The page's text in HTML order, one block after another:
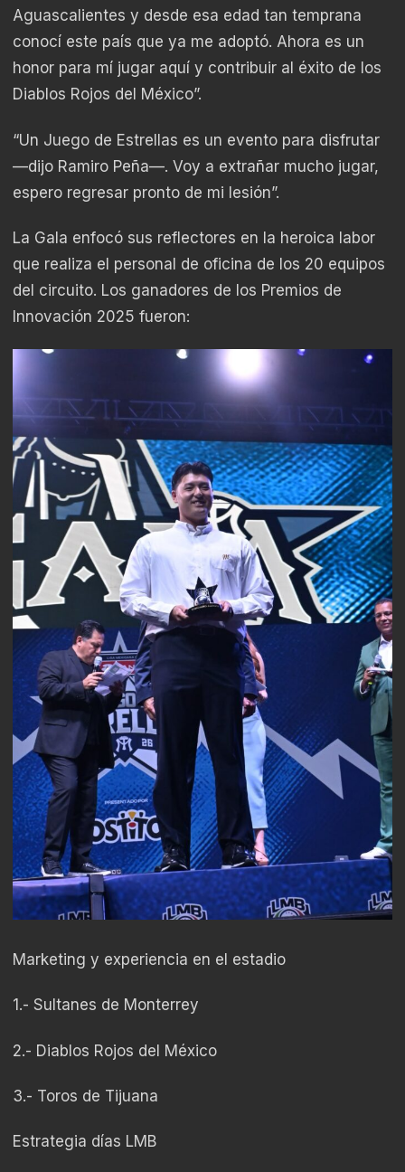
Aguascalientes y desde esa edad tan temprana
conocí este país que ya me adoptó. Ahora es un
honor para mí jugar aquí y contribuir al éxito de los
Diablos Rojos del México”.
“Un Juego de Estrellas es un evento para disfrutar
—dijo Ramiro Peña—. Voy a extrañar mucho jugar,
espero regresar pronto de mi lesión”.
La Gala enfocó sus reflectores en la heroica labor
que realiza el personal de oficina de los 20 equipos
del circuito. Los ganadores de los Premios de
Innovación 2025 fueron:
Marketing y experiencia en el estadio
1.- Sultanes de Monterrey
2.- Diablos Rojos del México
3.- Toros de Tijuana
Estrategia días LMB